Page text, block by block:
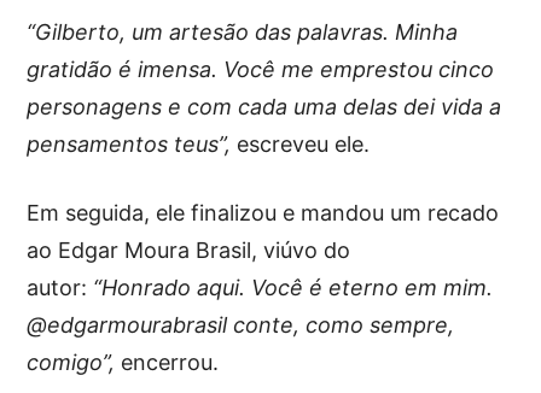
“Gilberto, um artesão das palavras. Minha
gratidão é imensa. Você me emprestou cinco
personagens e com cada uma delas dei vida a
pensamentos teus”, escreveu ele.
Em seguida, ele finalizou e mandou um recado
ao Edgar Moura Brasil, viúvo do
autor: “Honrado aqui. Você é eterno em mim.
@edgarmourabrasil conte, como sempre,
comigo”, encerrou.